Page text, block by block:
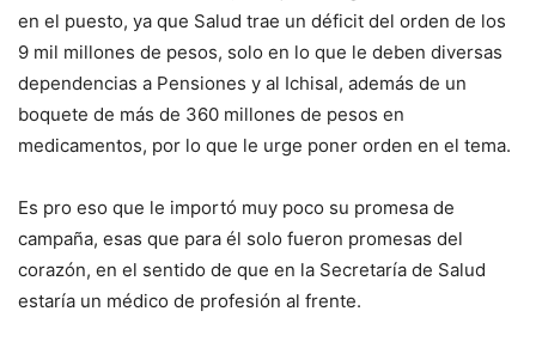
en el puesto, ya que Salud trae un déficit del orden de los
9 mil millones de pesos, solo en lo que le deben diversas
dependencias a Pensiones y al Ichisal, además de un
boquete de más de 360 millones de pesos en
medicamentos, por lo que le urge poner orden en el tema.
Es pro eso que le importó muy poco su promesa de
campaña, esas que para él solo fueron promesas del
corazón, en el sentido de que en la Secretaría de Salud
estaría un médico de profesión al frente.